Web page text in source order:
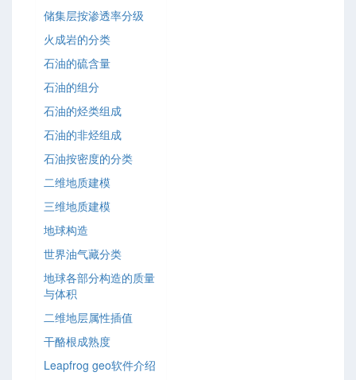
储集层按渗透率分级
火成岩的分类
石油的硫含量
石油的组分
石油的烃类组成
石油的非烃组成
石油按密度的分类
二维地质建模
三维地质建模
地球构造
世界油气藏分类
地球各部分构造的质量
与体积
二维地层属性插值
干酪根成熟度
Leapfrog geo软件介绍